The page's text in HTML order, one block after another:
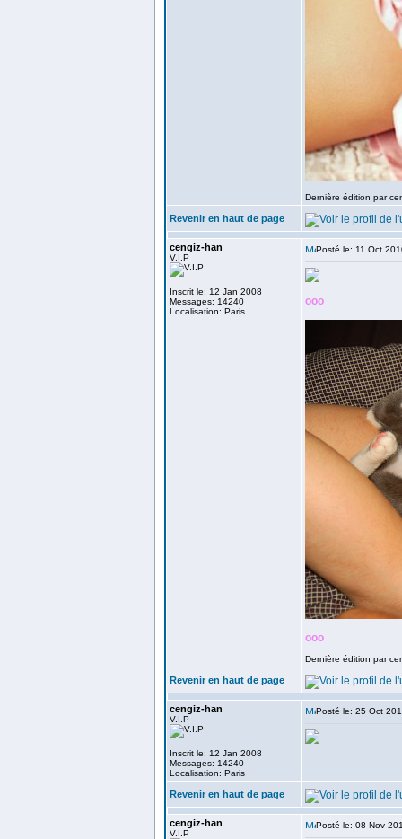
Dernière édition par
Revenir en haut de page
cengiz-han
V.I.P
Inscrit le: 12 Jan 2008
Messages: 14240
Localisation: Paris
Posté le: 11 Oct
ooo
ooo
Dernière édition par
Revenir en haut de page
cengiz-han
V.I.P
Inscrit le: 12 Jan 2008
Messages: 14240
Localisation: Paris
Posté le: 25 Oct
Revenir en haut de page
cengiz-han
V.I.P
Posté le: 08 Nov